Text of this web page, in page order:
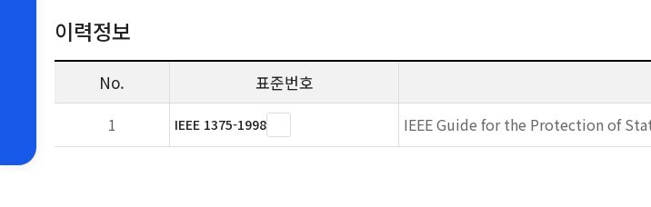
이력정보
No. 표준번호
1 IEEE 1375-1998 IEEE Guide for the Protection of